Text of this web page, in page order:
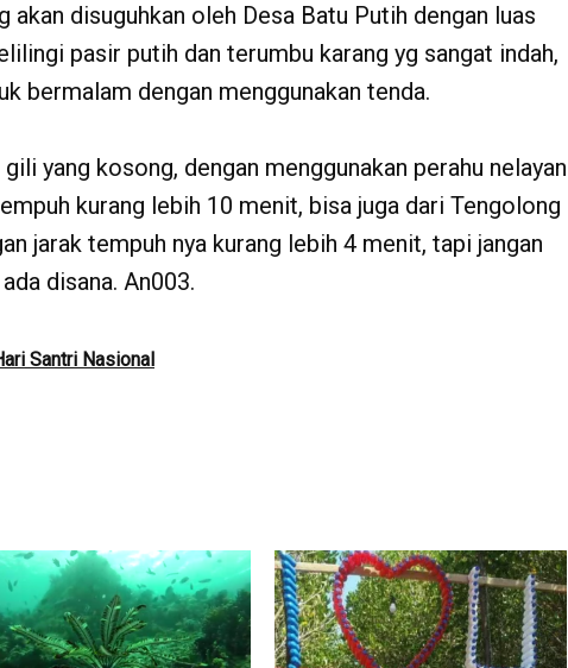
akan disuguhkan oleh Desa Batu Putih dengan luas
pasir putih dan terumbu karang yg sangat indah,
bermalam dengan menggunakan tenda.
yang kosong, dengan menggunakan perahu nelayan
kurang lebih 10 menit, bisa juga dari Tengolong
jarak tempuh nya kurang lebih 4 menit, tapi jangan
disana. An003.
Santri Nasional